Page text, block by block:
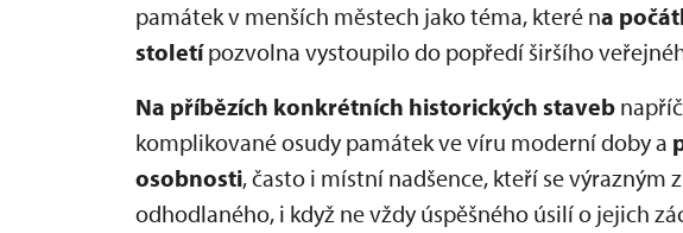
památek v menších městech jako téma, které na
stoletípozvolna vystoupilo do popředí širšího
Na příbězích konkrétních historických staveb
komplikované osudy památek ve víru moderní doby a
osobnosti, často i místní nadšence, kteří se výrazným
odhodlaného, i když ne vždy úspěšného úsilí o jejich